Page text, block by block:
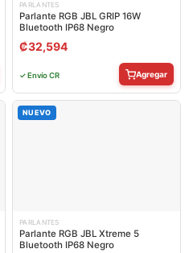
PARLANTES
Parlante RGB JBL GRIP 16W
Bluetooth IP68 Negro
₡32,594
✓ Envío CR Agregar
NUEVO
PARLANTES
Parlante RGB JBL Xtreme 5
Bluetooth IP68 Negro